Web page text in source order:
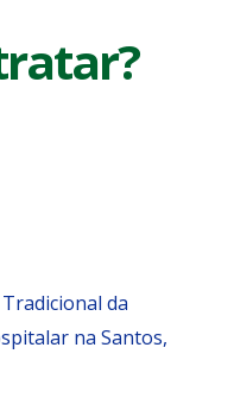
da
na Santos,